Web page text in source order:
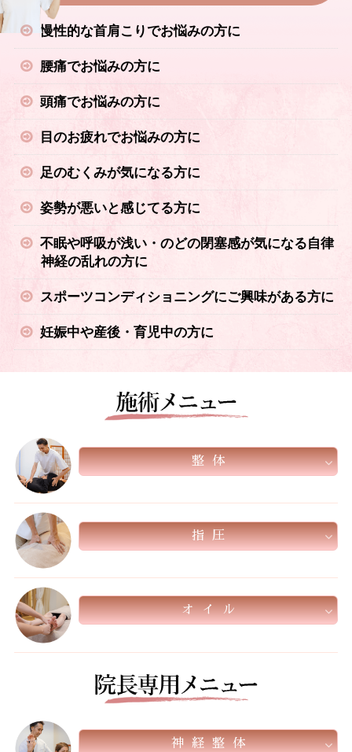
慢性的な首肩こりでお悩みの方に
腰痛でお悩みの方に
頭痛でお悩みの方に
目のお疲れでお悩みの方に
足のむくみが気になる方に
姿勢が悪いと感じてる方に
不眠や呼吸が浅い・のどの閉塞感が気になる自律
神経の乱れの方に
スポーツコンディショニングにご興味がある方に
妊娠中や産後・育児中の方に
整 体
指 圧
オ イ ル
神 経 整 体